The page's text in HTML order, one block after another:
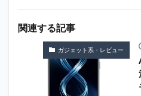
関連する記事
ガジェット系・レビュー